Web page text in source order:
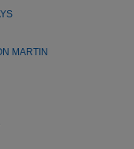
MARTIN